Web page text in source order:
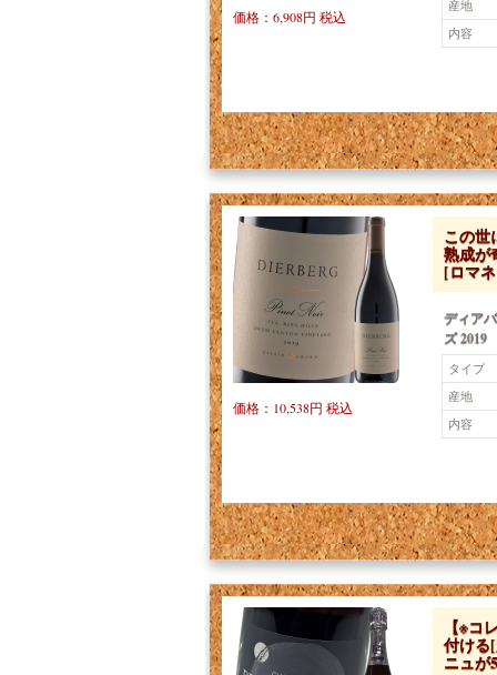
産地
内容
価格：6,908円 税込
この世
熟成が
[ロマ
ディア
ズ 2019
タイプ
産地
内容
価格：10,538円 税込
【※コ
付ける
ニュ